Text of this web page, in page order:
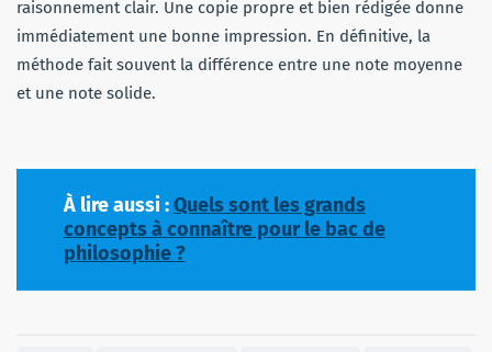
raisonnement clair. Une copie propre et bien rédigée donne
immédiatement une bonne impression. En définitive, la
méthode fait souvent la différence entre une note moyenne
et une note solide.
À lire aussi :Quels sont les grands
concepts à connaître pour le bac de
philosophie ?